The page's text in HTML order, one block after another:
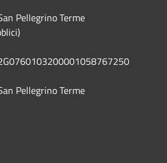
Pellegrino Terme
Pellegrino Terme